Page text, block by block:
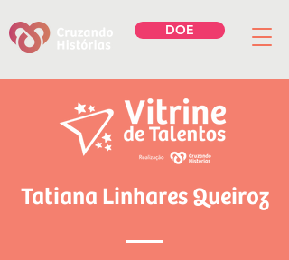
DOE
Tatiana Linhares Queiroz